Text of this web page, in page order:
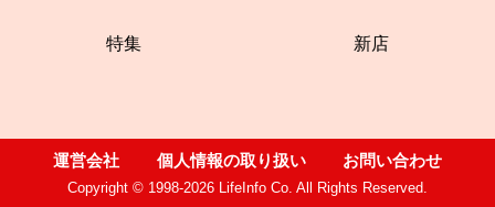
特集 新店
運営会社 個人情報の取り扱い お問い合わせ
Copyright © 1998-2026 LifeInfo Co. All Rights Reserved.